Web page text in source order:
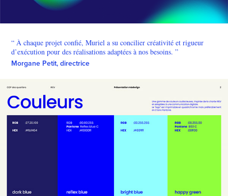
“ À chaque projet confié, Muriel a su concilier créativité et rigueur
d’exécution pour des réalisations adaptées à nos besoins. ”
Morgane Petit, directrice